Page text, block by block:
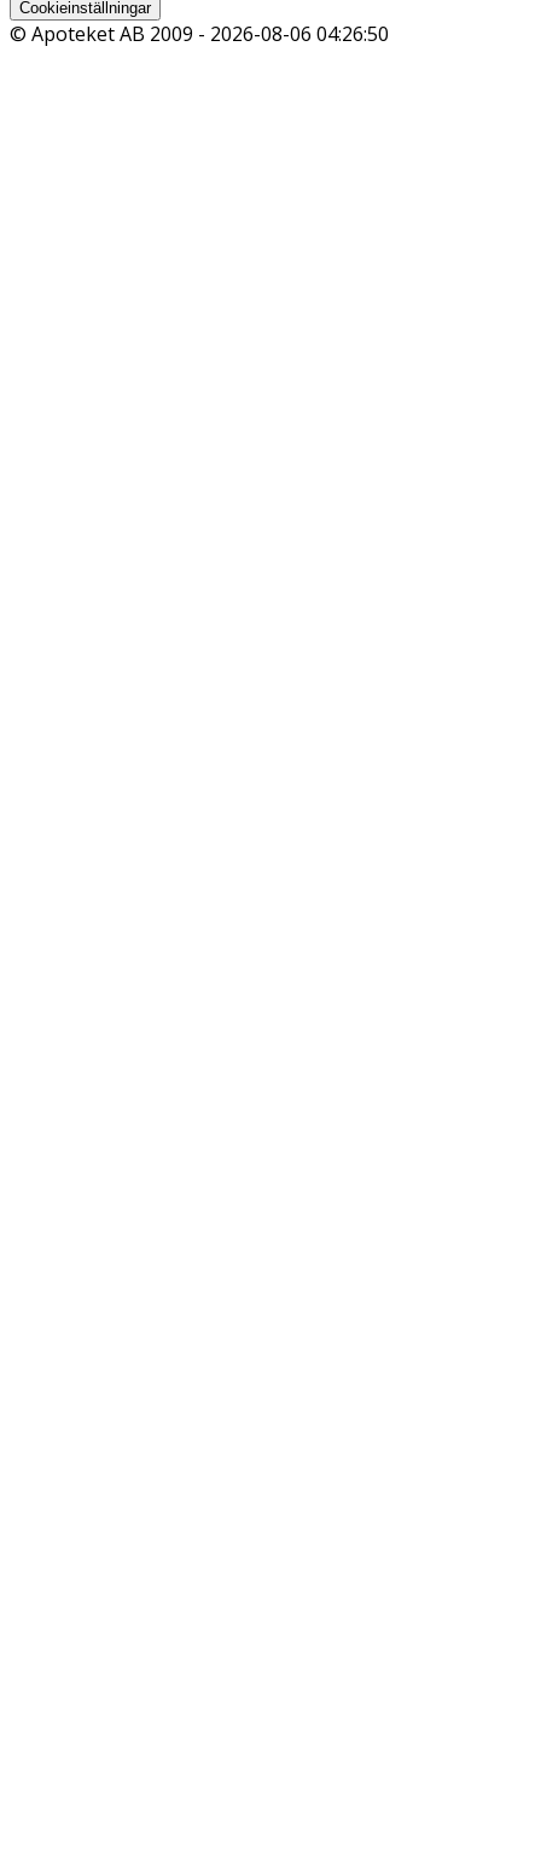
Cookieinställningar
© Apoteket AB 2009 - 2026-08-06 04:26:50